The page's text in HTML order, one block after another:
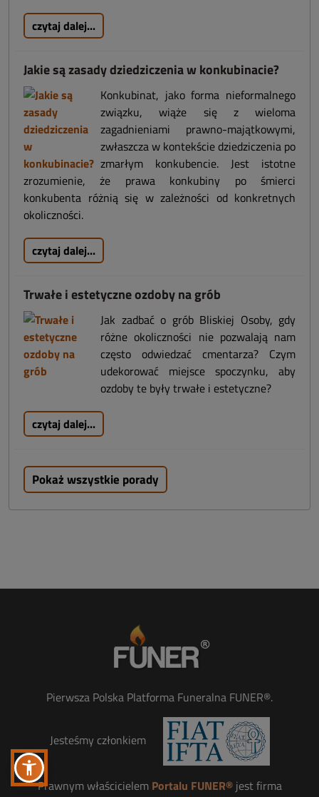
czytaj dalej...
Jakie są zasady dziedziczenia w konkubinacie?
Konkubinat, jako forma nieformalnego
związku, wiąże się z wieloma
zagadnieniami prawno-majątkowymi,
zwłaszcza w kontekście dziedziczenia po
zmarłym konkubencie. Jest istotne
zrozumienie, że prawa konkubiny po śmierci
konkubenta różnią się w zależności od konkretnych
okoliczności.
czytaj dalej...
Trwałe i estetyczne ozdoby na grób
Jak zadbać o grób Bliskiej Osoby, gdy
różne okoliczności nie pozwalają nam
często odwiedzać cmentarza? Czym
udekorować miejsce spoczynku, aby
ozdoby te były trwałe i estetyczne?
czytaj dalej...
Pokaż wszystkie porady
Pierwsza Polska Platforma Funeralna FUNER®.
Jesteśmy członkiem
Prawnym właścicielem Portalu FUNER®jest firma